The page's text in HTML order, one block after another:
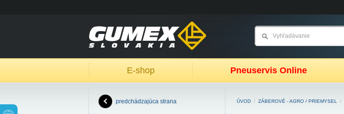
E-shop Pneuservis Online
ÚVOD / ZÁBEROVÉ - AGRO / PRIEMYSEL /
predchádzajúca strana